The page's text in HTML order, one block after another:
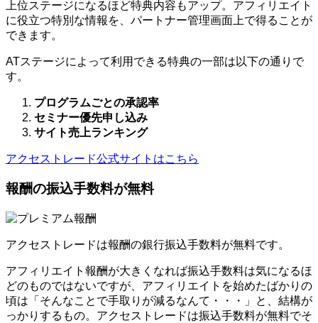
上位ステージになるほど特典内容もアップ。アフィリエイト
に役立つ特別な情報を、パートナー管理画面上で得ることが
できます。
ATステージによって利用できる特典の一部は以下の通りで
す。
プログラムごとの承認率
セミナー優先申し込み
サイト売上ランキング
アクセストレード公式サイトはこちら
報酬の振込手数料が無料
アクセストレードは報酬の銀行振込手数料が無料です。
アフィリエイト報酬が大きくなれば振込手数料は気になるほ
どのものではないですが、アフィリエイトを始めたばかりの
頃は「そんなことで手取りが減るなんて・・・」と、結構が
っかりするもの。アクセストレードは振込手数料が無料でそ